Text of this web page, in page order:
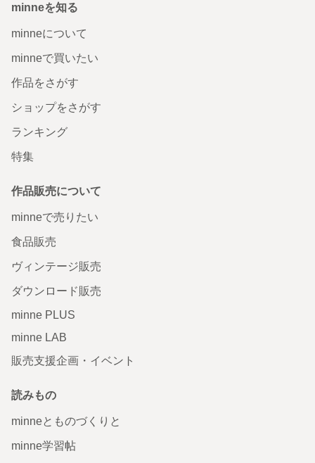
minneを知る
minneについて
minneで買いたい
作品をさがす
ショップをさがす
ランキング
特集
作品販売について
minneで売りたい
食品販売
ヴィンテージ販売
ダウンロード販売
minne PLUS
minne LAB
販売支援企画・イベント
読みもの
minneとものづくりと
minne学習帖